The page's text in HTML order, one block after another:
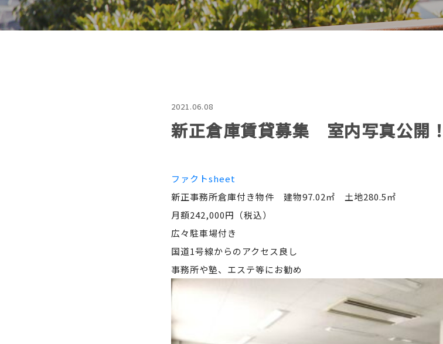
2021.06.08
新正倉庫賃貸募集 室内写真公開！
ファクトsheet
新正事務所倉庫付き物件 建物97.02㎡ 土地280.5㎡
月額242,000円（税込）
広々駐車場付き
国道1号線からのアクセス良し
事務所や塾、エステ等にお勧め